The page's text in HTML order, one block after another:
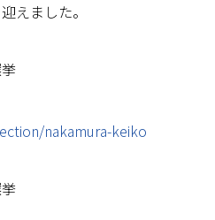
えました。
nakamura-keiko